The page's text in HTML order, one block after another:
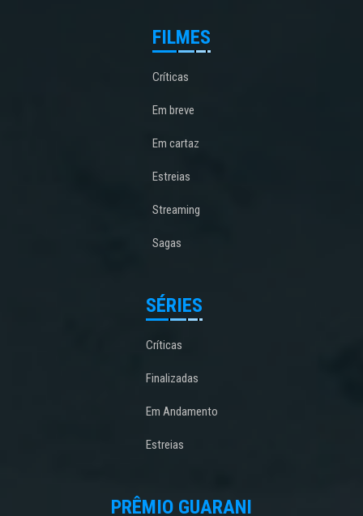
FILMES
Críticas
Em breve
Em cartaz
Estreias
Streaming
Sagas
SÉRIES
Críticas
Finalizadas
Em Andamento
Estreias
PRÊMIO GUARANI